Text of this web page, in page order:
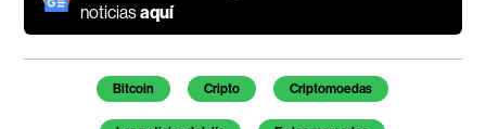
noticiasaquí
Temas de este artículo
Bitcoin Cripto Criptomoedas